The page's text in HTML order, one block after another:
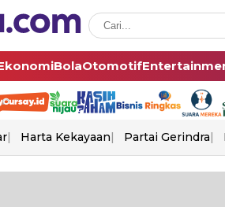
BolaOtomotif
Harta Kekayaan Partai Gerindra